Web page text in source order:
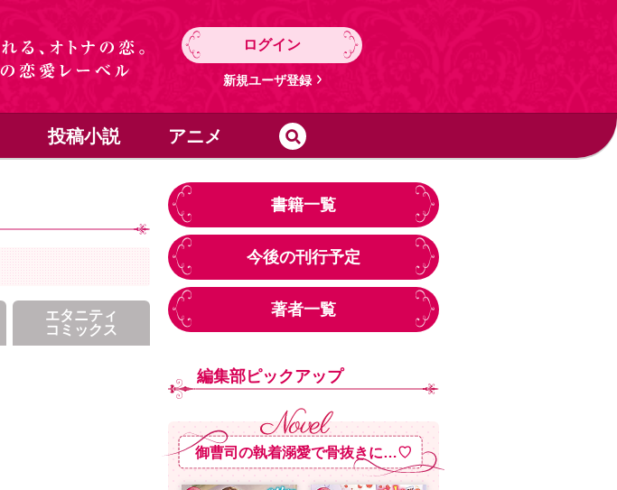
ログイン
新規ユーザ登録
投稿小説 アニメ
エタニティ
コミックス
書籍一覧
今後の刊行予定
著者一覧
編集部ピックアップ
御曹司の執着溺愛で骨抜きに…♡